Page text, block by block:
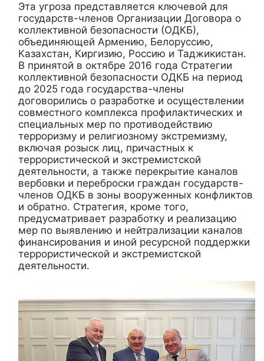
Эта угроза представляется ключевой для
государств-членов Организации Договора о
коллективной безопасности (ОДКБ),
объединяющей Армению, Белоруссию,
Казахстан, Киргизию, Россию и Таджикистан.
В принятой в октябре 2016 года Стратегии
коллективной безопасности ОДКБ на период
до 2025 года государства-члены
договорились о разработке и осуществлении
совместного комплекса профилактических и
специальных мер по противодействию
терроризму и религиозному экстремизму,
включая розыск лиц, причастных к
террористической и экстремистской
деятельности, а также перекрытие каналов
вербовки и переброски граждан государств-
членов ОДКБ в зоны вооруженных конфликтов
и обратно. Стратегия, кроме того,
предусматривает разработку и реализацию
мер по выявлению и нейтрализации каналов
финансирования и иной ресурсной поддержки
террористической и экстремистской
деятельности.